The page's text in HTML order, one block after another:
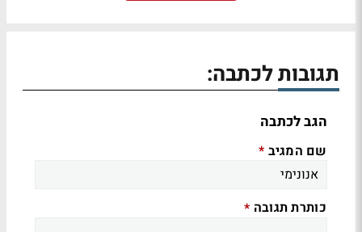
תגובות לכתבה:
הגב לכתבה
שם המגיב *
כותרת תגובה *